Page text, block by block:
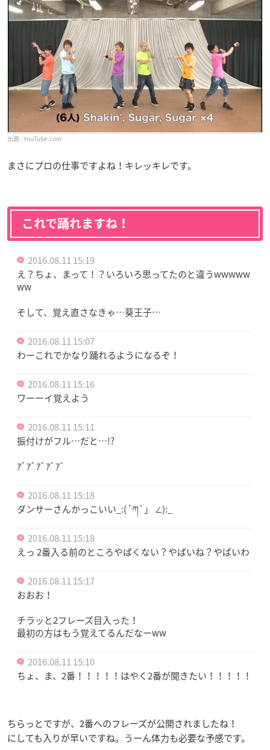
YouTube.com
まさにプロの仕事ですよね！キレッキレです。
これで踊れますね！
2016.08.11 15:19
え？ちょ、まって！？いろいろ思ってたのと違うwwwww
ww
そして、覚え直さなきゃ…葵王子…
2016.08.11 15:07
わーこれでかなり踊れるようになるぞ！
2016.08.11 15:16
ワーーイ覚えよう
2016.08.11 15:11
振付けがフル…だと…!?
ｱﾞｱﾞｱﾞｱﾞｱﾞ
2016.08.11 15:18
ダンサーさんかっこいい_:(´ཀ`」 ∠):_
2016.08.11 15:18
えっ 2番入る前のところやばくない？やばいね？やばいわ
2016.08.11 15:17
おおお！
チラッと2フレーズ目入った！
最初の方はもう覚えてるんだなーww
2016.08.11 15:10
ちょ、ま、2番！！！！！はやく2番が聞きたい！！！！！
ちらっとですが、2番へのフレーズが公開されましたね！
にしても入りが早いですね。うーん体力も必要な予感です。